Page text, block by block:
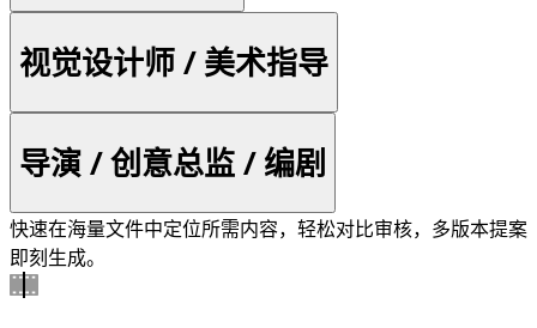
视觉设计师 / 美术指导
导演 / 创意总监 / 编剧
快速在海量文件中定位所需内容，轻松对比审核，多版本提案
即刻生成。